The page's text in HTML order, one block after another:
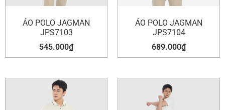
ÁO POLO JAGMAN
JPS7103
545.000₫
ÁO POLO JAGMAN
JPS7104
689.000₫